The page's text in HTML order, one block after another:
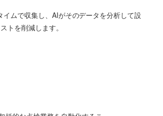
ムで収集し、AIがそのデータを分析して設
トを削減します。